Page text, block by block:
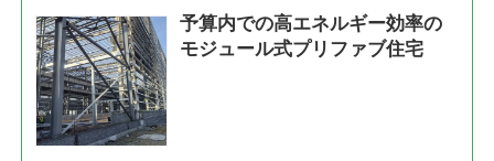
予算内での高エネルギー効率の
モジュール式プリファブ住宅